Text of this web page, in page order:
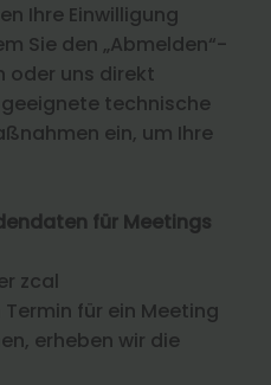
Ihre Einwilligung
Sie den „Abmelden“-
oder uns direkt
technische
ein, um Ihre
für Meetings
zcal
für ein Meeting
erheben wir die